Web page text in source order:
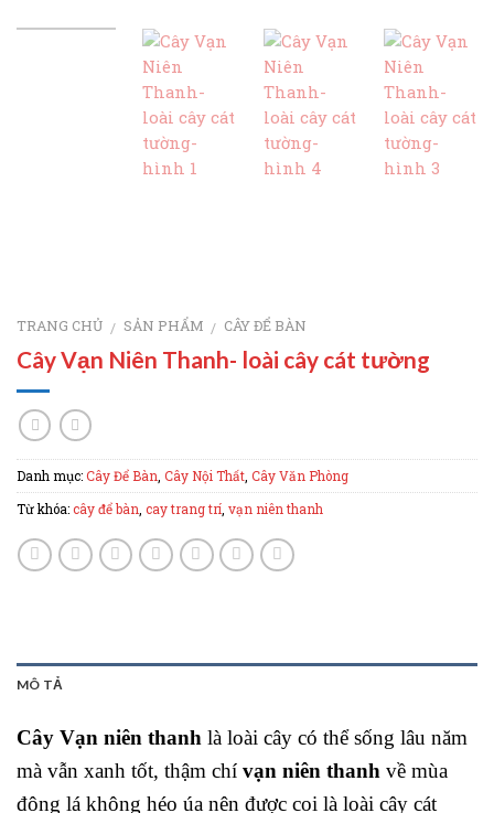
TRANG CHỦ / SẢN PHẨM / CÂY ĐỂ BÀN
Cây Vạn Niên Thanh- loài cây cát tường
Danh mục: Cây Để Bàn Cây Nội Thất Cây Văn Phòng
Từ khóa: cây để bàn cay trang trí vạn niên thanh
MÔ TẢ
Cây Vạn niên thanh là loài cây có thể sống lâu năm
mà vẫn xanh tốt, thậm chí vạn niên thanh về mùa
đông lá không héo úa nên được coi là loài cây cát